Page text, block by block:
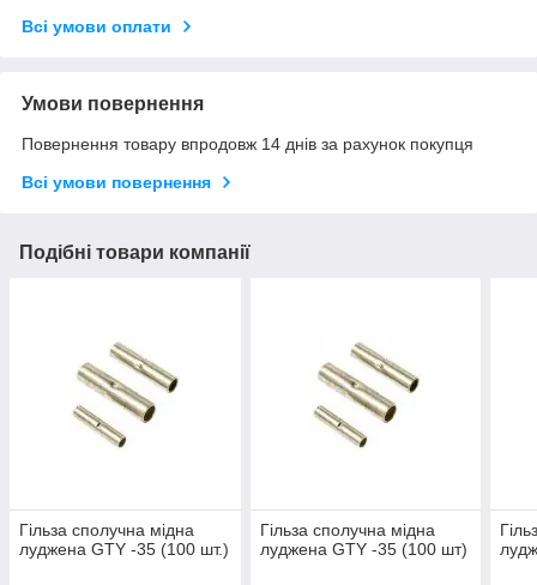
Всі умови оплати
Умови повернення
Повернення товару впродовж 14 днів за рахунок покупця
Всі умови повернення
Подібні товари компанії
Гільза сполучна мідна
луджена GTY -35 (100 шт.)
Гільза сполучна мідна
луджена GTY -35 (100 шт)